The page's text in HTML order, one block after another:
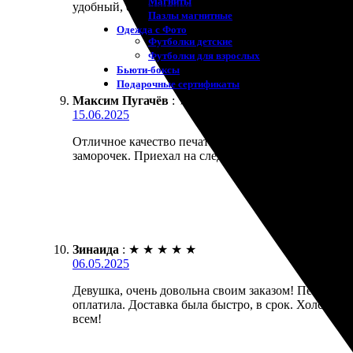
Пазлы магнитные
Одежда с Фото
Футболки детские
Футболки для взрослых
Бьюти-боксы
Подарочные сертификаты
удобный, сделали все быстро и профессионально.
Максим Пугачёв : ★
15.06.2025
Отличное качество печати, картинка на холсте
заморочек. Приехал на следующий день — все
Зинаида : ★ ★ ★ ★ ★
06.05.2025
Девушка, очень довольна своим заказом! Печать
оплатила. Доставка была быстро, в срок. Холст
всем!